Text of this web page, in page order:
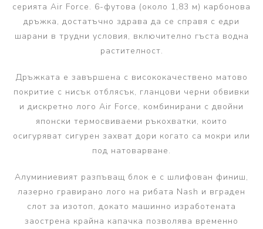
серията Air Force. 6-футова (около 1,83 м) карбонова
дръжка, достатъчно здрава да се справя с едри
шарани в трудни условия, включително гъста водна
растителност.
Дръжката е завършена с висококачествено матово
покритие с нисък отблясък, гланцови черни обвивки
и дискретно лого Air Force, комбинирани с двойни
японски термосвиваеми ръкохватки, които
осигуряват сигурен захват дори когато са мокри или
под натоварване.
Алуминиевият разпъващ блок е с шлифован финиш,
лазерно гравирано лого на рибата Nash и вграден
слот за изотоп, докато машинно изработената
заострена крайна капачка позволява временно